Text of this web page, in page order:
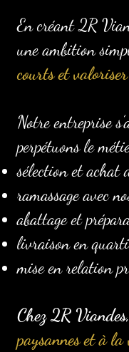
En créant 2R
une ambition
courts et
Notre entreprise
perpétuons le
sélection et achat
ramassage avec
abattage et
livraison en
mise en relation
Chez 2R
paysannes et à